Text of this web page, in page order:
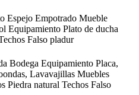
Espejo Empotrado Mueble
Equipamiento Plato de ducha
Falso pladur
Bodega Equipamiento Placa,
Lavavajillas Muebles
Piedra natural Techos Falso